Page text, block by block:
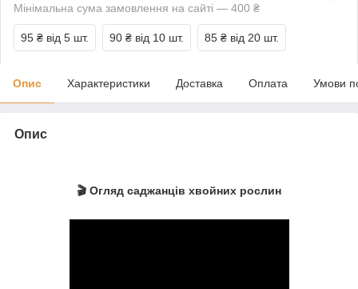
Мінімальна сума замовлення на сайті — 400 ₴
95 ₴ від 5 шт. 90 ₴ від 10 шт. 85 ₴ від 20 шт.
Опис Характеристики Доставка Оплата Умови
Опис
🎬 Огляд саджанців хвойних рослин